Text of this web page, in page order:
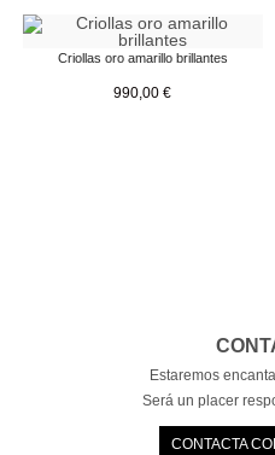
Criollas oro amarillo brillantes
990,00€
Estaremos
Será un placer
CONTACTA